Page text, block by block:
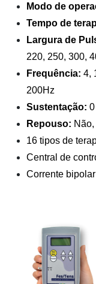
Modo de
Tempo de
Largura de
220, 250, 300,
Frequência: 4,
200Hz
Sustentação:
Repouso:
16 tipos de
Central de
Corrente